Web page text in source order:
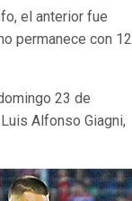
el anterior fue
permanece con 12
23 de
Alfonso Giagni,